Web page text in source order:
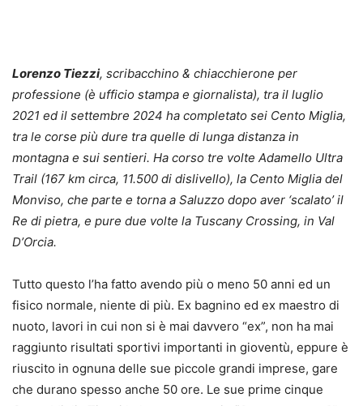
Lorenzo Tiezzi, scribacchino & chiacchierone per
professione (è ufficio stampa e giornalista), tra il luglio
2021 ed il settembre 2024 ha completato sei Cento Miglia,
tra le corse più dure tra quelle di lunga distanza in
montagna e sui sentieri. Ha corso tre volte Adamello Ultra
Trail (167 km circa, 11.500 di dislivello), la Cento Miglia del
Monviso, che parte e torna a Saluzzo dopo aver ‘scalato’ il
Re di pietra, e pure due volte la Tuscany Crossing, in Val
D’Orcia.
Tutto questo l’ha fatto avendo più o meno 50 anni ed un
fisico normale, niente di più. Ex bagnino ed ex maestro di
nuoto, lavori in cui non si è mai davvero “ex”, non ha mai
raggiunto risultati sportivi importanti in gioventù, eppure è
riuscito in ognuna delle sue piccole grandi imprese, gare
che durano spesso anche 50 ore. Le sue prime cinque